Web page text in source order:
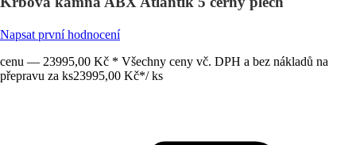
Napsat první hodnocení
cenu — 23995,00 Kč * Všechny ceny vč. DPH a bez nákladů na
přepravu za ks23995,00 Kč*/ ks